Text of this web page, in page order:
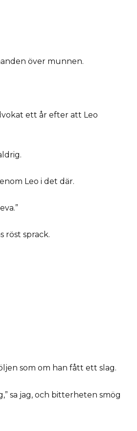
över munnen.
ett år efter att Leo
Leo i det där.
röst sprack.
som om han fått ett slag.
sa jag, och bitterheten smög